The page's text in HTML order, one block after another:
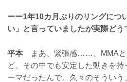
ーー1年10カ月ぶりのリングにつ
い」と言っていましたが実際どう
平本まあ、緊張感……、MMAと
ど、その中でも安定した動きを
ーマだったんで。久々のそうい